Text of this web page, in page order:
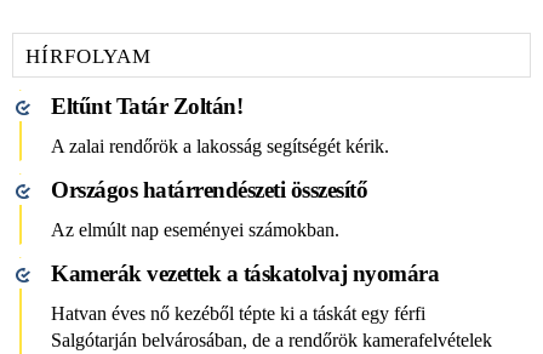
HÍRFOLYAM
Eltűnt Tatár Zoltán!
A zalai rendőrök a lakosság segítségét kérik.
Országos határrendészeti összesítő
Az elmúlt nap eseményei számokban.
Kamerák vezettek a táskatolvaj nyomára
Hatvan éves nő kezéből tépte ki a táskát egy férfi
Salgótarján belvárosában, de a rendőrök kamerafelvételek